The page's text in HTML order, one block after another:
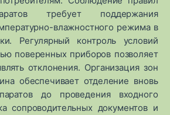
требует поддержания
влажностного режима в
Регулярный контроль условий
поверенных приборов позволяет
отклонения. Организация зон
обеспечивает отделение вновь
до проведения входного
сопроводительных документов и